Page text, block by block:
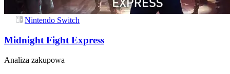
Nintendo Switch
Midnight Fight Express
Analiza zakupowa